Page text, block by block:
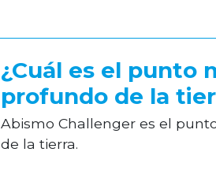
¿Cuál es el punto
profundo de la
Abismo Challenger es el
de la tierra.